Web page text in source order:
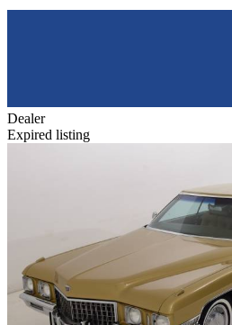
Dealer
Expired listing